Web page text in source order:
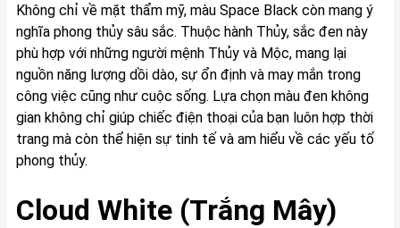
Không chỉ về mặt thẩm mỹ, màu Space Black còn mang ý
nghĩa phong thủy sâu sắc. Thuộc hành Thủy, sắc đen này
phù hợp với những người mệnh Thủy và Mộc, mang lại
nguồn năng lượng dồi dào, sự ổn định và may mắn trong
công việc cũng như cuộc sống. Lựa chọn màu đen không
gian không chỉ giúp chiếc điện thoại của bạn luôn hợp thời
trang mà còn thể hiện sự tinh tế và am hiểu về các yếu tố
phong thủy.
Cloud White (Trắng Mây)